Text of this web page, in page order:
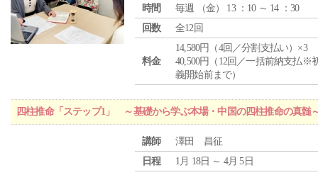
時間
毎週 （金） 13 ：10 ～ 14 ：30
回数
全12回
料金
14,580円（4回／分割支払い）×3
40,500円（12回／一括前納支払※
義開始前まで）
四柱推命「ステップ1」 ～基礎から学ぶ本場・中国の四柱推命の真髄
講師
澤田 昌征
日程
1月 18日 ～ 4月 5日